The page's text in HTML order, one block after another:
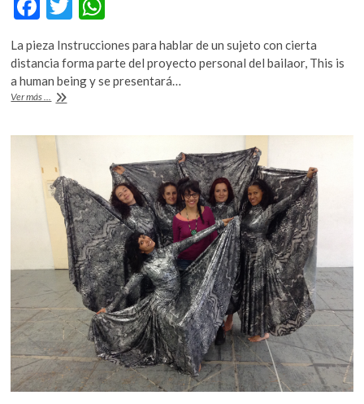
ac
e
b
o
o
k
w
itt
er
at
s
p
p
La pieza Instrucciones para hablar de un sujeto con cierta
distancia forma parte del proyecto personal del bailaor, This is
a human being y se presentará…
Ver más ... Ricardo
como
una
materia
prima